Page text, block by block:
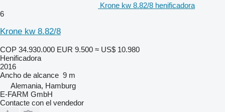
Krone kw 8.82/8 henificadora
6
Krone kw 8.82/8
COP 34.930.000 EUR 9.500 ≈ US$ 10.980
Henificadora
2016
Ancho de alcance 9 m
Alemania, Hamburg
E-FARM GmbH
Contacte con el vendedor